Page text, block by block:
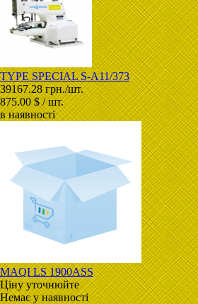
TYPE SPECIAL S-A11/373
39167.28 грн./шт.
875.00 $ / шт.
в наявності
MAQI LS 1900ASS
Ціну уточнюйте
Немає у наявності